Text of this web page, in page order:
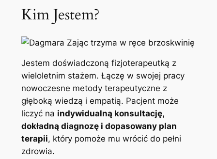
Kim Jestem?
Jestem doświadczoną fizjoterapeutką z
wieloletnim stażem. Łączę w swojej pracy
nowoczesne metody terapeutyczne z
głęboką wiedzą i empatią. Pacjent może
liczyć na indywidualną konsultację,
dokładną diagnozę i dopasowany plan
terapii, który pomoże mu wrócić do pełni
zdrowia.